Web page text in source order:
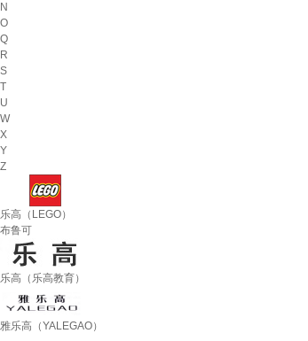
N
O
Q
R
S
T
U
W
X
Y
Z
乐高（LEGO）
布鲁可
乐高（乐高教育）
雅乐高（YALEGAO）